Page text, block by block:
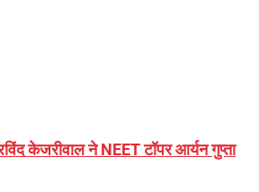
केजरीवाल ने NEET टॉपर आर्यन गुप्ता